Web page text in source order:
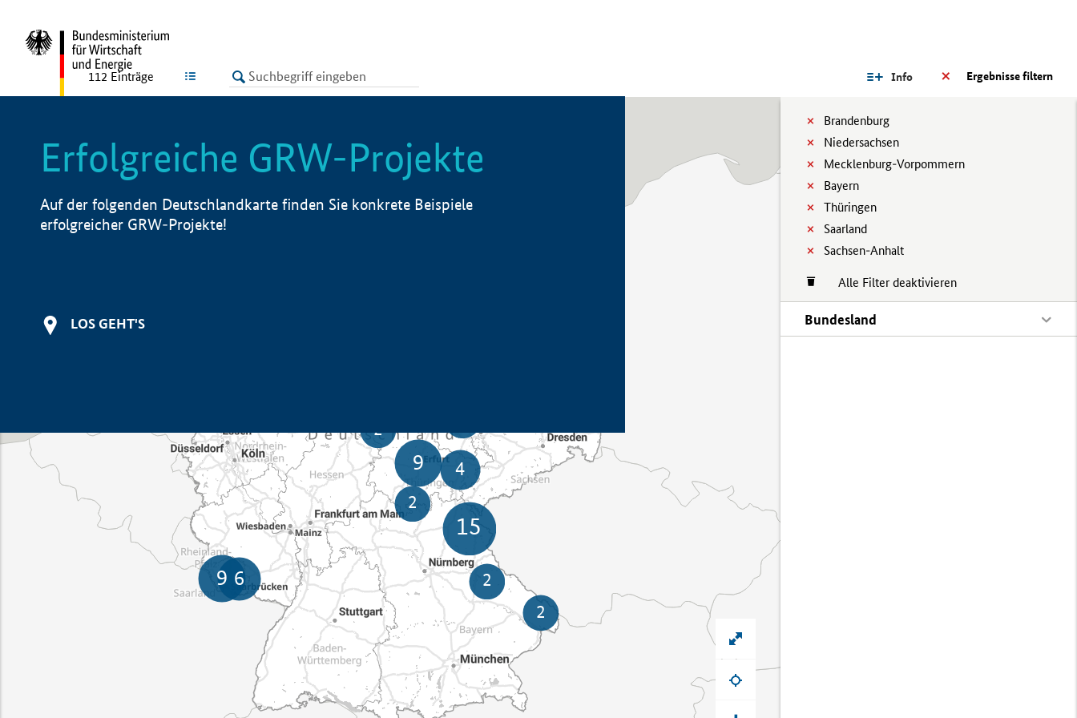
LISTE Ergebnisse filtern
Info
Brandenburg
Niedersachsen
Mecklenburg-Vorpommern
Bayern
Thüringen
Saarland
Sachsen-Anhalt
Alle Filter deaktivieren
Bundesland
112 Einträge
Erfolgreiche GRW-Projekte
Auf der folgenden Deutschlandkarte finden Sie konkrete Beispiele
erfolgreicher GRW-Projekte!
LOS GEHT'S